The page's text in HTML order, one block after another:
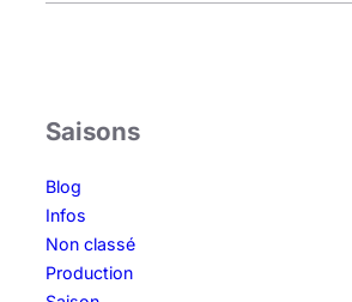
Saisons
Blog
Infos
Non classé
Production